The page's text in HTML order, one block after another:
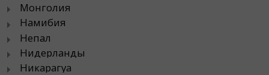
Монголия
Намибия
Непал
Нидерланды
Никарагуа